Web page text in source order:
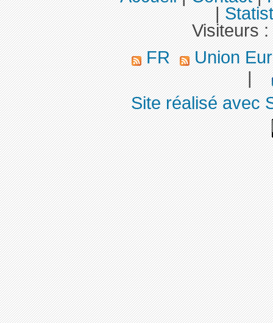
|
Visiteurs :
FR
Union
|
Site réalisé avec